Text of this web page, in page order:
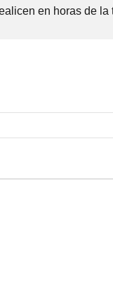
en horas de la